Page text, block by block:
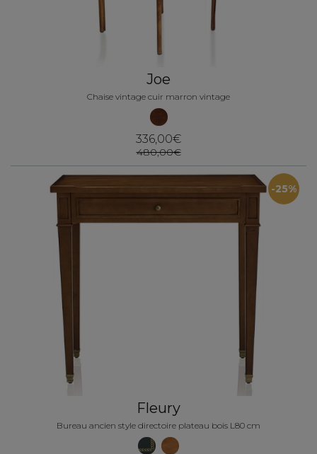
Joe
Chaise vintage cuir marron vintage
336,00€
480,00€
-25%
Fleury
Bureau ancien style directoire plateau bois L80 cm